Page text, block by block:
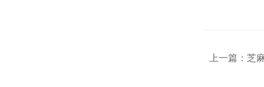
上一篇： 芝